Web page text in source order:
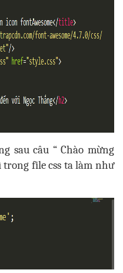
sau câu “ Chào mừng
file css ta làm như